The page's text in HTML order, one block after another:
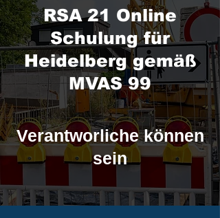
RSA 21 Online
Schulung für
Heidelberg gemäß
MVAS 99
Verantworliche können
sein